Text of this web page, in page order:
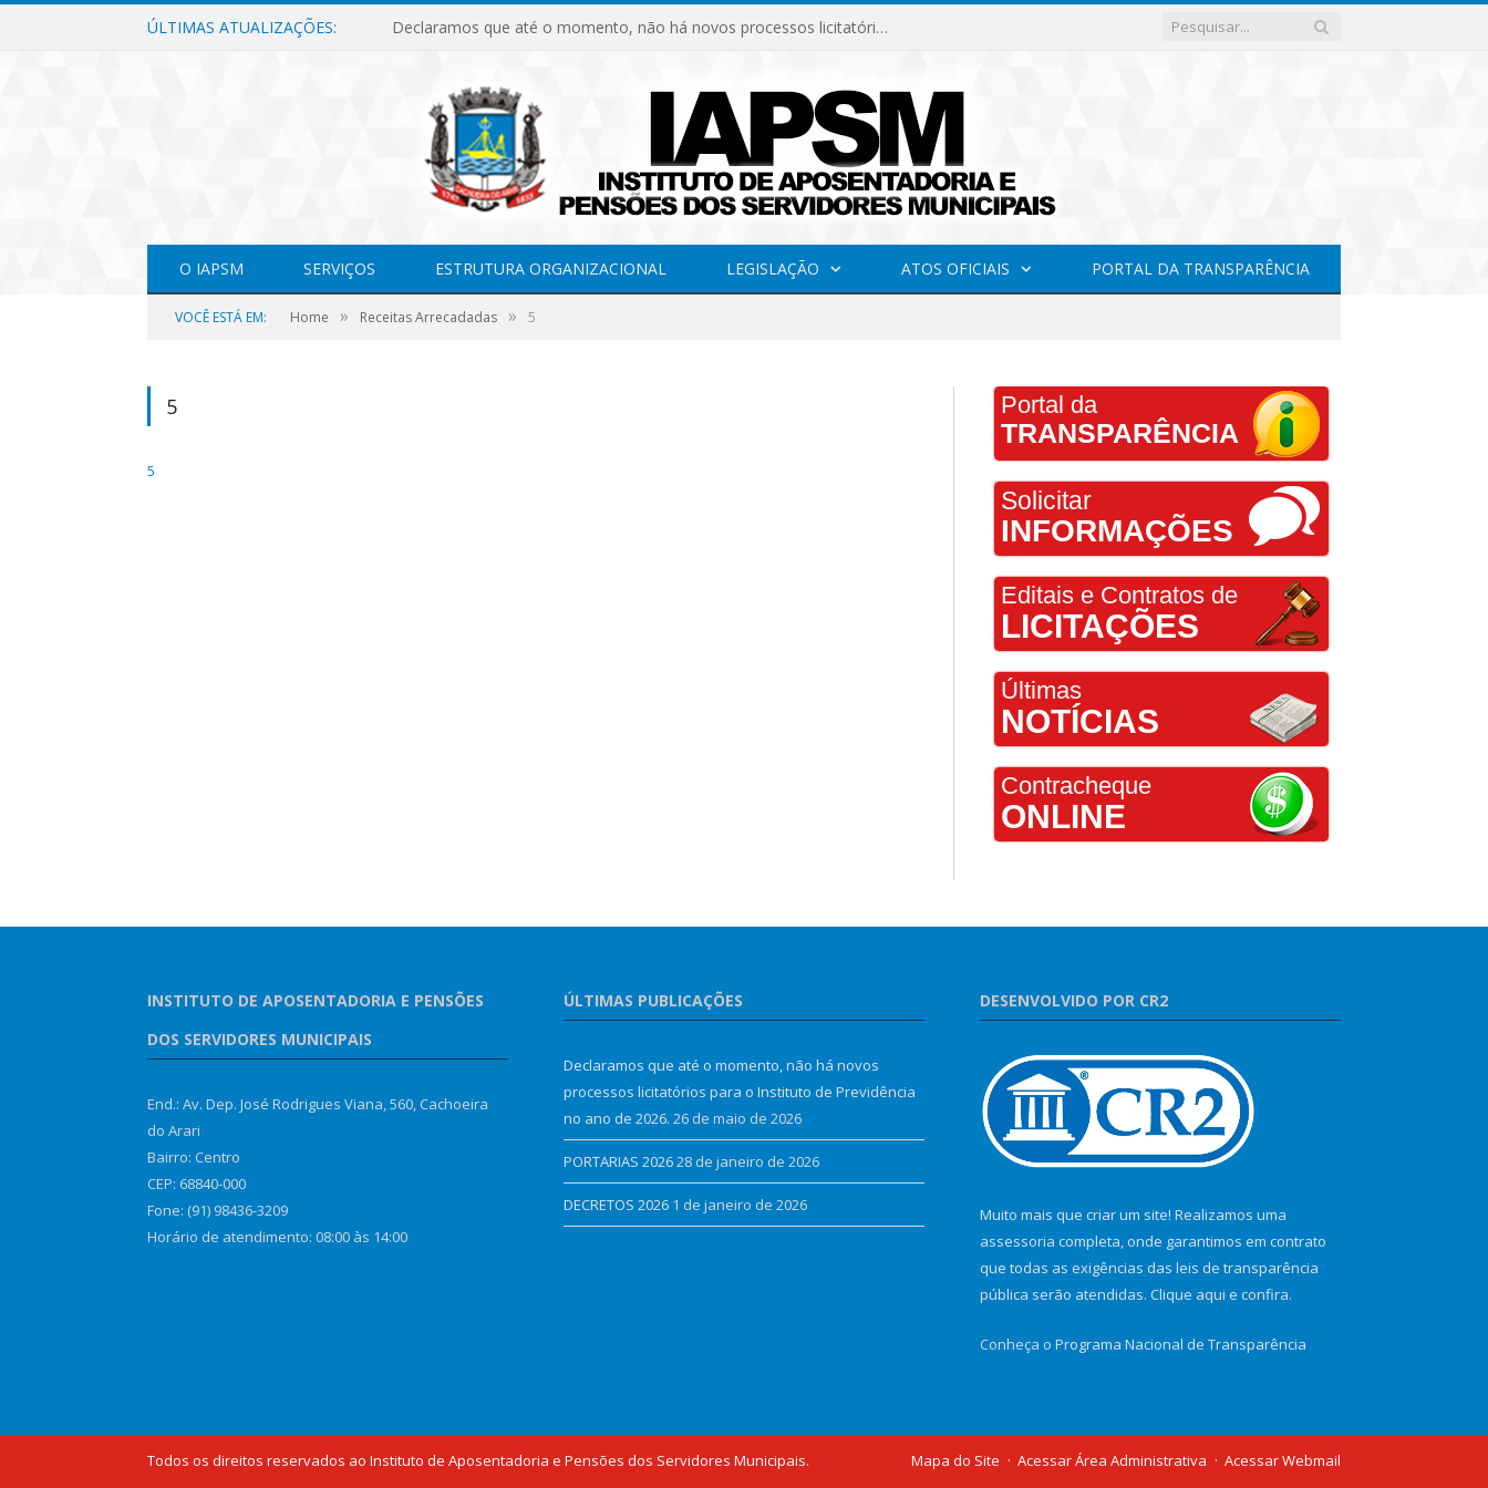
ÚLTIMAS ATUALIZAÇÕES: Declaramos que até o momento, não há novos processos licitatórios para o Instituto de Previdência no ano de 2026.
O IAPSM SERVIÇOS ESTRUTURA ORGANIZACIONAL LEGISLAÇÃO ATOS OFICIAIS PORTAL DA TRANSPARÊNCIA
VOCÊ ESTÁ EM: Home » Receitas Arrecadadas » 5
5
5
Portal da
TRANSPARÊNCIA
Solicitar
INFORMAÇÕES
Editais e Contratos de
LICITAÇÕES
Últimas
NOTÍCIAS
Contracheque
ONLINE
INSTITUTO DE APOSENTADORIA E PENSÕES
DOS SERVIDORES MUNICIPAIS
End.: Av. Dep. José Rodrigues Viana, 560, Cachoeira
do Arari
Bairro: Centro
CEP: 68840-000
Fone: (91) 98436-3209
Horário de atendimento: 08:00 às 14:00
ÚLTIMAS PUBLICAÇÕES
Declaramos que até o momento, não há novos
processos licitatórios para o Instituto de Previdência
no ano de 2026. 26 de maio de 2026
PORTARIAS 202628 de janeiro de 2026
DECRETOS 2026 1 de janeiro de 2026
DESENVOLVIDO POR CR2
Muito mais que criar um site! Realizamos uma
assessoria completa, onde garantimos em contrato
que todas as exigências das leis de transparência
pública serão atendidas. Clique aqui e confira.
Conheça o Programa Nacional de Transparência
Todos os direitos reservados ao Instituto de Aposentadoria e Pensões dos Servidores Municipais. Mapa do Site Acessar Área Administrativa Acessar Webmail